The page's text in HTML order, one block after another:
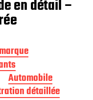
en détail –
Automobile
détaillée